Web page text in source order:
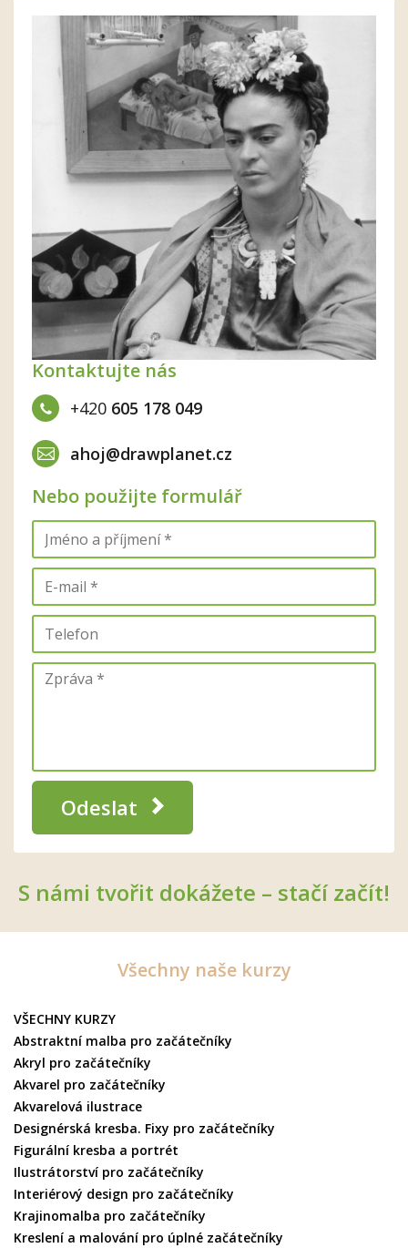
Kontaktujte nás
+420 605 178 049
ahoj@drawplanet.cz
Nebo použijte formulář
Odeslat
S námi tvořit dokážete – stačí začít!
Všechny naše kurzy
VŠECHNY KURZY
Abstraktní malba pro začátečníky
Akryl pro začátečníky
Akvarel pro začátečníky
Akvarelová ilustrace
Designérská kresba. Fixy pro začátečníky
Figurální kresba a portrét
Ilustrátorství pro začátečníky
Interiérový design pro začátečníky
Krajinomalba pro začátečníky
Kreslení a malování pro úplné začátečníky